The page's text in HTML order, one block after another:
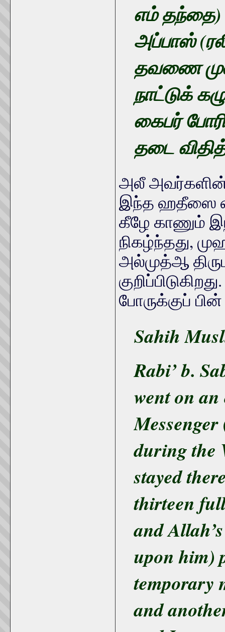
எம் தந்தை)
அப்பாஸ்
தவணை
நாட்டுக்
கைபர்
தடை
அலீ அவர்களின்
இந்த ஹதீஸை
கீழே காணும்
நிகழ்ந்தது,
அல்முத்ஆ
போருக்குப்
Sahih
Rabi’ b.
went on
during the
stayed
thirteen
and
upon him)
temporary
and